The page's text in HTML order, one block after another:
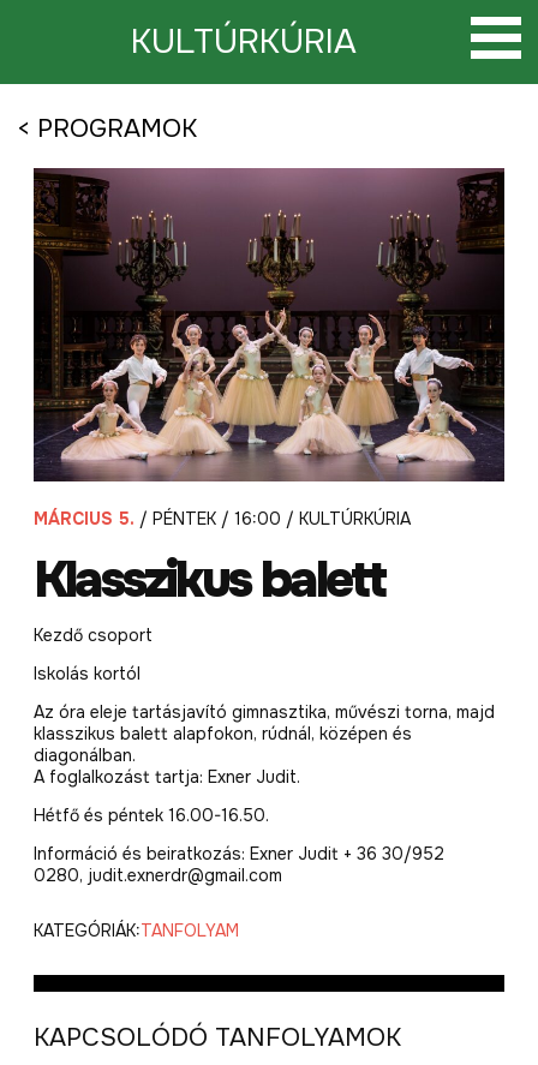
KULTÚRKÚRIA
< PROGRAMOK
MÁRCIUS 5. / PÉNTEK / 16:00 / KULTÚRKÚRIA
Klasszikus balett
Kezdő csoport
Iskolás kortól
Az óra eleje tartásjavító gimnasztika, művészi torna, majd
klasszikus balett alapfokon, rúdnál, középen és
diagonálban.
A foglalkozást tartja: Exner Judit.
Hétfő és péntek 16.00-16.50.
Információ és beiratkozás: Exner Judit + 36 30/952
0280, judit.exnerdr@gmail.com
KATEGÓRIÁK:TANFOLYAM
KAPCSOLÓDÓ TANFOLYAMOK